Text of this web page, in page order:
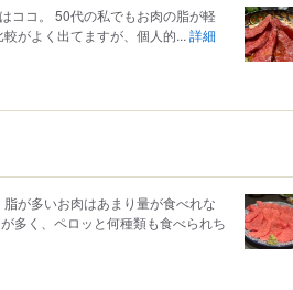
ココ。 50代の私でもお肉の脂が軽
がよく出てますが、個人的... 詳細
が多いお肉はあまり量が食べれな
多く、ペロッと何種類も食べられち